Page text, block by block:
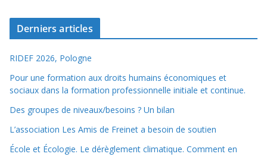
Derniers articles
RIDEF 2026, Pologne
Pour une formation aux droits humains économiques et
sociaux dans la formation professionnelle initiale et continue.
Des groupes de niveaux/besoins ? Un bilan
L’association Les Amis de Freinet a besoin de soutien
École et Écologie. Le dérèglement climatique. Comment en